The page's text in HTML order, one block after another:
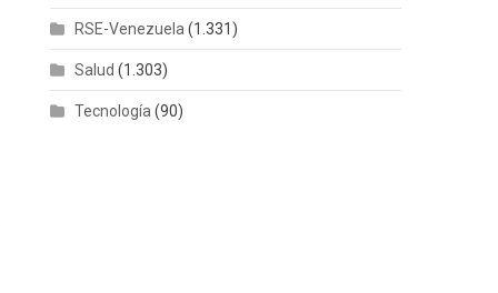
RSE-Venezuela (1.331)
Salud (1.303)
Tecnología (90)